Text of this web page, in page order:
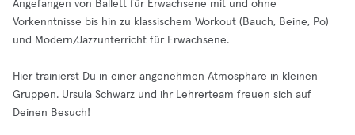
Angefangen von Ballett für Erwachsene mit und ohne
Vorkenntnisse bis hin zu klassischem Workout (Bauch, Beine, Po)
und Modern/Jazzunterricht für Erwachsene.
Hier trainierst Du in einer angenehmen Atmosphäre in kleinen
Gruppen. Ursula Schwarz und ihr Lehrerteam freuen sich auf
Deinen Besuch!